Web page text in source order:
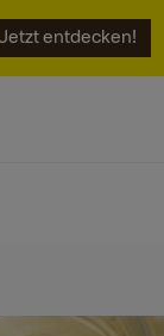
entdecken!